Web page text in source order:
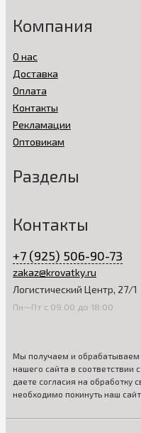
Компания
О нас
Доставка
Оплата
Контакты
Рекламации
Оптовикам
Разделы
Контакты
+7 (925) 506-90-73
zakaz@krovatky.ru
Логистический Центр, 27/1
Пн—Пт с 09:00 до 18:00
Мы получаем и обрабатываем
нашего сайта в соответствии с
даете согласия на обработку
необходимо покинуть наш сайт